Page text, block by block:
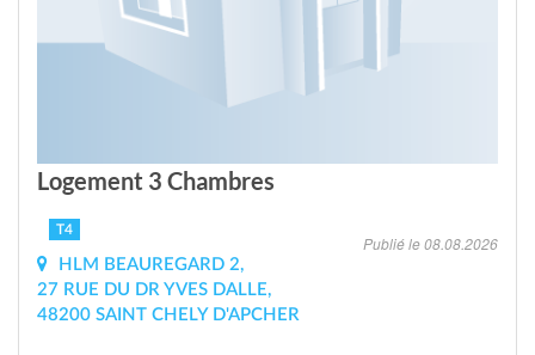
Logement 3 Chambres
T4
Publié le 08.08.2026
HLM BEAUREGARD 2,
27 RUE DU DR YVES DALLE,
48200 SAINT CHELY D'APCHER